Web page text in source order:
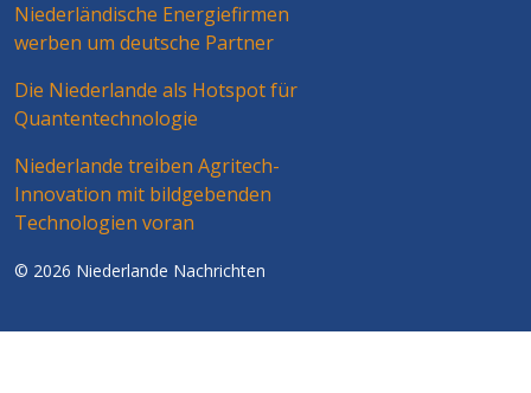
Niederländische Energiefirmen
werben um deutsche Partner
Die Niederlande als Hotspot für
Quantentechnologie
Niederlande treiben Agritech-
Innovation mit bildgebenden
Technologien voran
© 2026 Niederlande Nachrichten